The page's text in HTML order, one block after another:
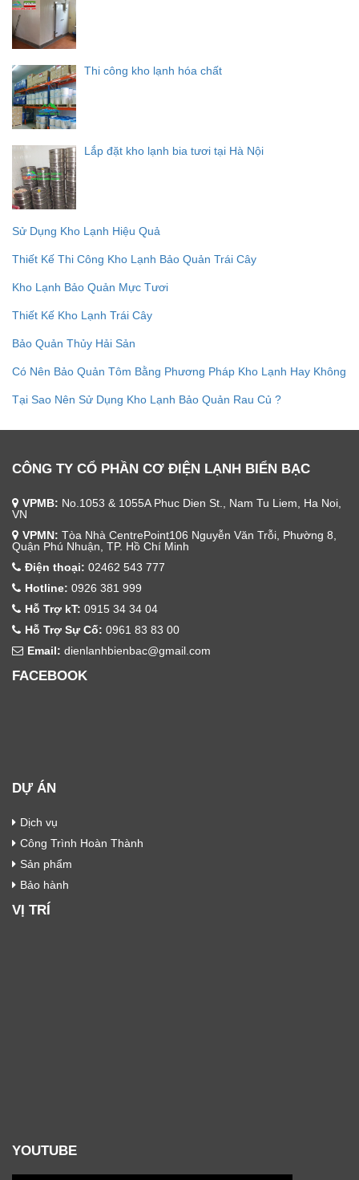
Thi công kho lạnh hóa chất
Lắp đặt kho lạnh bia tươi tại Hà Nội
Sử Dụng Kho Lạnh Hiệu Quả
Thiết Kế Thi Công Kho Lạnh Bảo Quản Trái Cây
Kho Lạnh Bảo Quản Mực Tươi
Thiết Kế Kho Lạnh Trái Cây
Bảo Quản Thủy Hải Sản
Có Nên Bảo Quản Tôm Bằng Phương Pháp Kho Lạnh Hay Không
Tại Sao Nên Sử Dụng Kho Lạnh Bảo Quản Rau Củ ?
CÔNG TY CỔ PHẦN CƠ ĐIỆN LẠNH BIỂN BẠC
VPMB: No.1053 & 1055A Phuc Dien St., Nam Tu Liem, Ha Noi,
VN
VPMN: Tòa Nhà CentrePoint106 Nguyễn Văn Trỗi, Phường 8,
Quận Phú Nhuận, TP. Hồ Chí Minh
Điện thoại: 02462 543 777
Hotline: 0926 381 999
Hỗ Trợ kT: 0915 34 34 04
Hỗ Trợ Sự Cố: 0961 83 83 00
Email: dienlanhbienbac@gmail.com
FACEBOOK
DỰ ÁN
Dịch vụ
Công Trình Hoàn Thành
Sản phẩm
Bảo hành
VỊ TRÍ
YOUTUBE